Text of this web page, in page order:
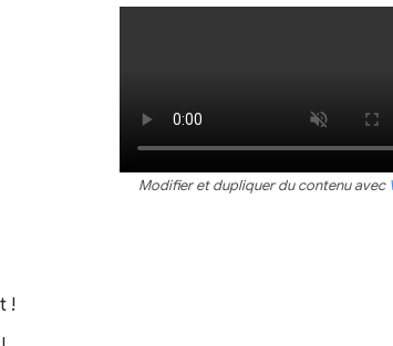
Modifier et dupliquer du contenu avec
!